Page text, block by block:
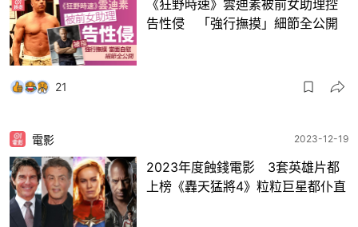
《狂野時速》雲迪素被前女助理控
告性侵 「強行撫摸」細節全公開
21
電影 2023-12-19
2023年度蝕錢電影 3套英雄片都
上榜《轟天猛將4》粒粒巨星都仆直